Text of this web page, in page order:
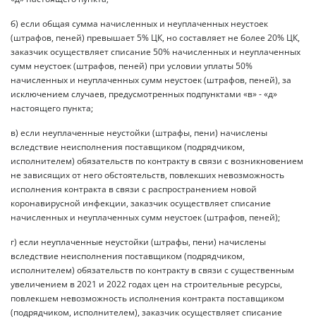
б) если общая сумма начисленных и неуплаченных неустоек
(штрафов, пеней) превышает 5% ЦК, но составляет не более 20% ЦК,
заказчик осуществляет списание 50% начисленных и неуплаченных
сумм неустоек (штрафов, пеней) при условии уплаты 50%
начисленных и неуплаченных сумм неустоек (штрафов, пеней), за
исключением случаев, предусмотренных подпунктами «в» - «д»
настоящего пункта;
в) если неуплаченные неустойки (штрафы, пени) начислены
вследствие неисполнения поставщиком (подрядчиком,
исполнителем) обязательств по контракту в связи с возникновением
не зависящих от него обстоятельств, повлекших невозможность
исполнения контракта в связи с распространением новой
коронавирусной инфекции, заказчик осуществляет списание
начисленных и неуплаченных сумм неустоек (штрафов, пеней);
г) если неуплаченные неустойки (штрафы, пени) начислены
вследствие неисполнения поставщиком (подрядчиком,
исполнителем) обязательств по контракту в связи с существенным
увеличением в 2021 и 2022 годах цен на строительные ресурсы,
повлекшем невозможность исполнения контракта поставщиком
(подрядчиком, исполнителем), заказчик осуществляет списание